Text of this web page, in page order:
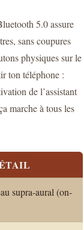
5.0 assure
sans coupures
physiques sur le
ton téléphone :
de l’assistant
marche à tous les
supra-aural (on-